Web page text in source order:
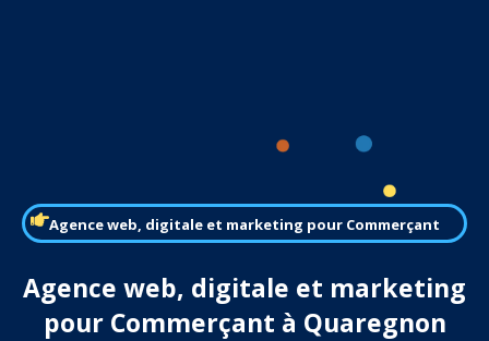
Agence web, digitale et marketing pour Commerçant
Agence web, digitale et marketing
pour Commerçant à Quaregnon